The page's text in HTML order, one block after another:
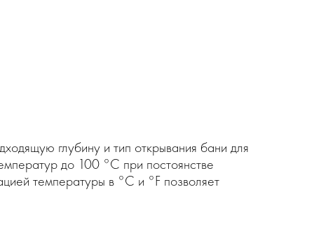
глубину и тип открывания бани для
до 100 °C при постоянстве
температуры в °C и °F позволяет